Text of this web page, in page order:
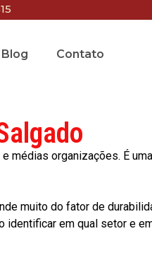
Blog Contato
médias organizações. É
muito do fator de
em qual setor e